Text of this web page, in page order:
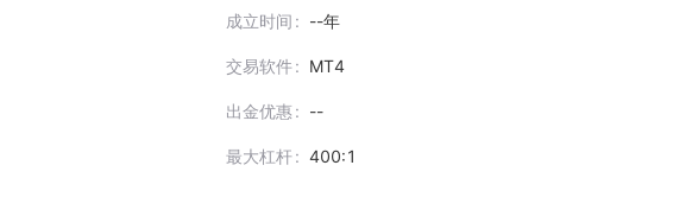
成立时间 --年
交易软件 MT4
出金优惠 --
最大杠杆 400:1